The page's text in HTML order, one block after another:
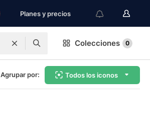
Planes y precios
Colecciones 0
Agrupar por: Todos los iconos